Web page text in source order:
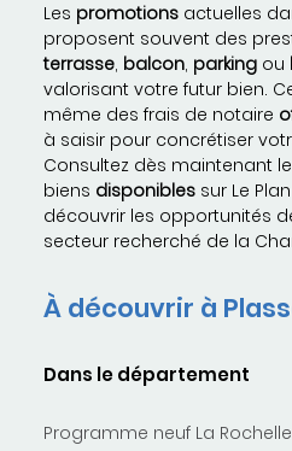
Les promotions actuelles
proposent souvent des
terrasse, balcon, parking ou
valorisant votre futur bien.
même des frais de notaire
à saisir pour concrétiser
Consultez dès maintenant
biens disponibles sur Le
découvrir les opportunités
secteur recherché de la
À découvrir à
Dans le département
Programme neuf La